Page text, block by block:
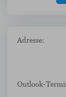
Adresse:
Outlook-